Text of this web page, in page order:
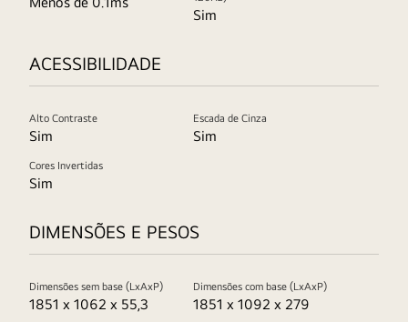
Sim
ACESSIBILIDADE
Alto Contraste
Sim
Escada de Cinza
Sim
Cores Invertidas
Sim
DIMENSÕES E PESOS
Dimensões sem base (LxAxP)
1851 x 1062 x 55,3
Dimensões com base (LxAxP)
1851 x 1092 x 279